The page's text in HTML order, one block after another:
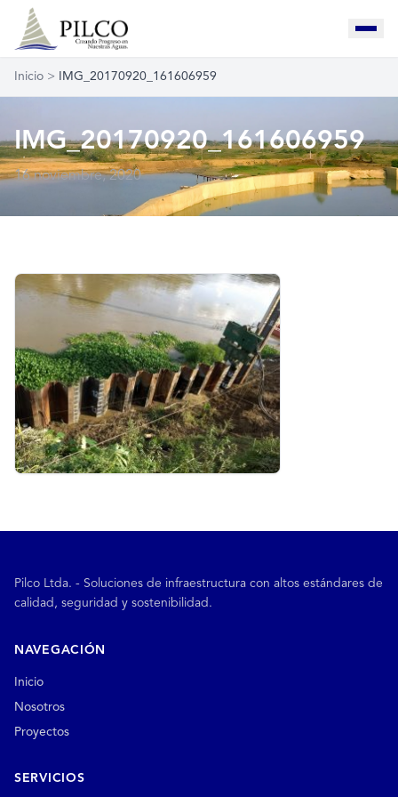
Inicio > IMG_20170920_161606959
IMG_20170920_161606959
16 noviembre, 2020
Pilco Ltda. - Soluciones de infraestructura con altos estándares de
calidad, seguridad y sostenibilidad.
NAVEGACIÓN
Inicio
Nosotros
Proyectos
SERVICIOS